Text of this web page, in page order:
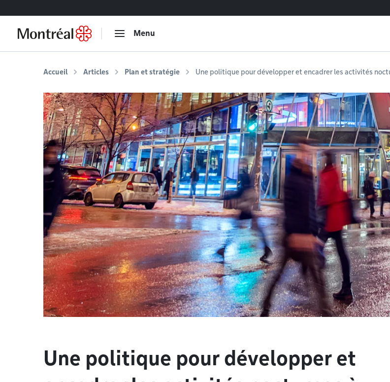
Menu
Accueil Articles Plan et stratégie Une politique pour développer et encadrer les activités
Une politique pour développer et